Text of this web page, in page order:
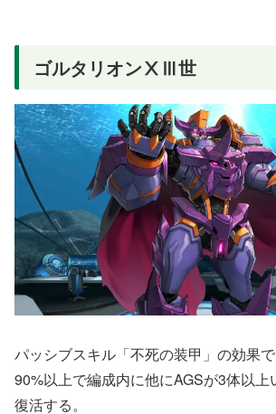
ゴルタリオンⅩⅢ世
パッシブスキル「不死の装甲」の効果
90%以上で編成内に他にAGSが3体以上
復活する。